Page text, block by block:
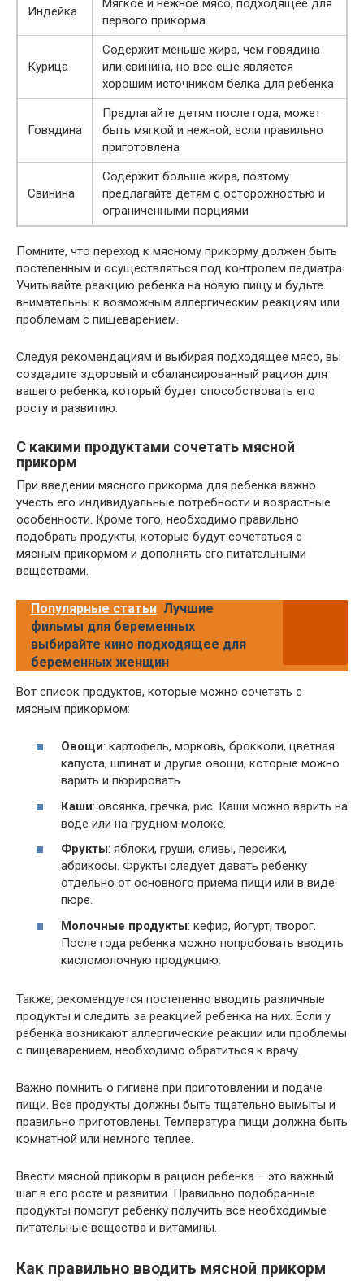
Индейка
Мягкое и нежное мясо, подходящее для
первого прикорма
Курица
Содержит меньше жира, чем говядина
или свинина, но все еще является
хорошим источником белка для ребенка
Говядина
Предлагайте детям после года, может
быть мягкой и нежной, если правильно
приготовлена
Свинина
Содержит больше жира, поэтому
предлагайте детям с осторожностью и
ограниченными порциями
Помните, что переход к мясному прикорму должен быть
постепенным и осуществляться под контролем педиатра.
Учитывайте реакцию ребенка на новую пищу и будьте
внимательны к возможным аллергическим реакциям или
проблемам с пищеварением.
Следуя рекомендациям и выбирая подходящее мясо, вы
создадите здоровый и сбалансированный рацион для
вашего ребенка, который будет способствовать его
росту и развитию.
С какими продуктами сочетать мясной
прикорм
При введении мясного прикорма для ребенка важно
учесть его индивидуальные потребности и возрастные
особенности. Кроме того, необходимо правильно
подобрать продукты, которые будут сочетаться с
мясным прикормом и дополнять его питательными
веществами.
Популярные статьи Лучшие
фильмы для беременных
выбирайте кино подходящее для
беременных женщин
Вот список продуктов, которые можно сочетать с
мясным прикормом:
Овощи: картофель, морковь, брокколи, цветная
капуста, шпинат и другие овощи, которые можно
варить и пюрировать.
Каши: овсянка, гречка, рис. Каши можно варить на
воде или на грудном молоке.
Фрукты: яблоки, груши, сливы, персики,
абрикосы. Фрукты следует давать ребенку
отдельно от основного приема пищи или в виде
пюре.
Молочные продукты: кефир, йогурт, творог.
После года ребенка можно попробовать вводить
кисломолочную продукцию.
Также, рекомендуется постепенно вводить различные
продукты и следить за реакцией ребенка на них. Если у
ребенка возникают аллергические реакции или проблемы
с пищеварением, необходимо обратиться к врачу.
Важно помнить о гигиене при приготовлении и подаче
пищи. Все продукты должны быть тщательно вымыты и
правильно приготовлены. Температура пищи должна быть
комнатной или немного теплее.
Ввести мясной прикорм в рацион ребенка – это важный
шаг в его росте и развитии. Правильно подобранные
продукты помогут ребенку получить все необходимые
питательные вещества и витамины.
Как правильно вводить мясной прикорм